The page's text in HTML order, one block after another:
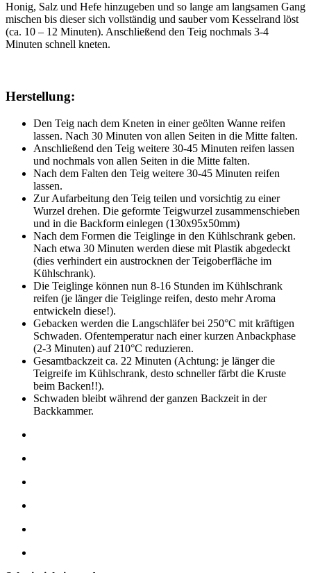
Honig, Salz und Hefe hinzugeben und so lange am langsamen Gang
mischen bis dieser sich vollständig und sauber vom Kesselrand löst
(ca. 10 – 12 Minuten). Anschließend den Teig nochmals 3-4
Minuten schnell kneten.
Herstellung:
Den Teig nach dem Kneten in einer geölten Wanne reifen
lassen. Nach 30 Minuten von allen Seiten in die Mitte falten.
Anschließend den Teig weitere 30-45 Minuten reifen lassen
und nochmals von allen Seiten in die Mitte falten.
Nach dem Falten den Teig weitere 30-45 Minuten reifen
lassen.
Zur Aufarbeitung den Teig teilen und vorsichtig zu einer
Wurzel drehen. Die geformte Teigwurzel zusammenschieben
und in die Backform einlegen (130x95x50mm)
Nach dem Formen die Teiglinge in den Kühlschrank geben.
Nach etwa 30 Minuten werden diese mit Plastik abgedeckt
(dies verhindert ein austrocknen der Teigoberfläche im
Kühlschrank).
Die Teiglinge können nun 8-16 Stunden im Kühlschrank
reifen (je länger die Teiglinge reifen, desto mehr Aroma
entwickeln diese!).
Gebacken werden die Langschläfer bei 250°C mit kräftigen
Schwaden. Ofentemperatur nach einer kurzen Anbackphase
(2-3 Minuten) auf 210°C reduzieren.
Gesamtbackzeit ca. 22 Minuten (Achtung: je länger die
Teigreife im Kühlschrank, desto schneller färbt die Kruste
beim Backen!!).
Schwaden bleibt während der ganzen Backzeit in der
Backkammer.